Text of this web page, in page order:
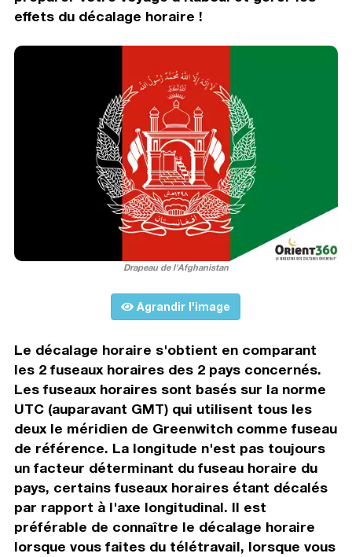
effets du décalage horaire !
Drapeau de l'Afghanistan
Agrandir l'image
Le décalage horaire s'obtient en comparant
les 2 fuseaux horaires des 2 pays concernés.
Les fuseaux horaires sont basés sur la norme
UTC (auparavant GMT) qui utilisent tous les
deux le méridien de Greenwitch comme fuseau
de référence. La longitude n'est pas toujours
un facteur déterminant du fuseau horaire du
pays, certains fuseaux horaires étant décalés
par rapport à l'axe longitudinal. Il est
préférable de connaître le décalage horaire
lorsque vous faites du télétravail, lorsque vous